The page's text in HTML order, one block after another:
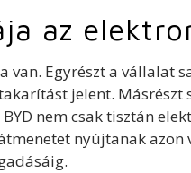
az
van. Egyrészt a
jelent.
BYD nem csak tisztán
nyújtanak